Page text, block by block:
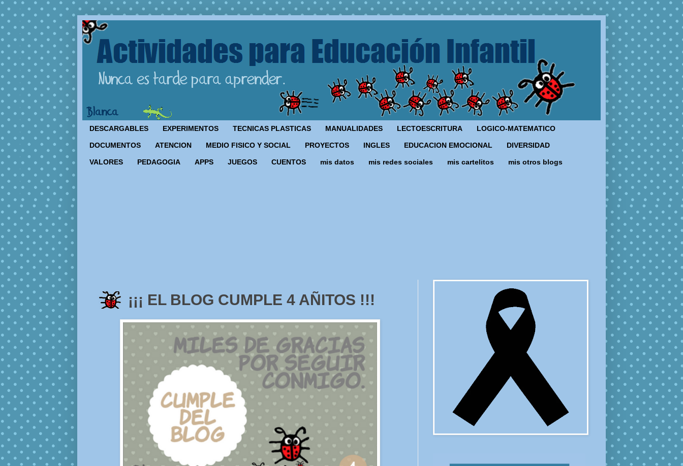
DESCARGABLES EXPERIMENTOS TECNICAS PLASTICAS MANUALIDADES LECTOESCRITURA LOGICO-MATEMATICO
DOCUMENTOS ATENCION MEDIO FISICO Y SOCIAL PROYECTOS INGLES EDUCACION EMOCIONAL DIVERSIDAD
VALORES PEDAGOGIA APPS JUEGOS CUENTOS mis datos mis redes sociales mis cartelitos mis otros blogs
¡¡¡ EL BLOG CUMPLE 4 AÑITOS !!!